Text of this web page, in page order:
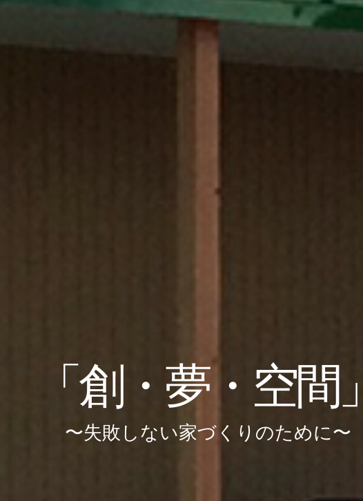
「創・夢・空間
〜失敗しない家づくりのために〜